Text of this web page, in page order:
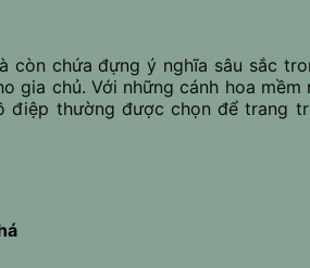
chứa đựng ý nghĩa sâu sắc
gia chủ. Với những cánh hoa
thường được chọn để trang